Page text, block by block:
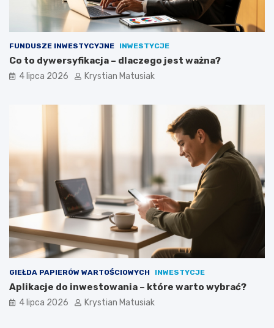
FUNDUSZE INWESTYCYJNE INWESTYCJE
Co to dywersyfikacja – dlaczego jest ważna?
4 lipca 2026 Krystian Matusiak
GIEŁDA PAPIERÓW WARTOŚCIOWYCH INWESTYCJE
Aplikacje do inwestowania – które warto wybrać?
4 lipca 2026 Krystian Matusiak